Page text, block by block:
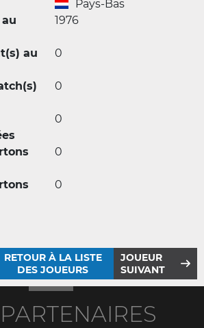
Pays-Bas
1976
au
0
0
0
0
0
RETOUR À LA LISTE
DES JOUEURS
JOUEUR
SUIVANT